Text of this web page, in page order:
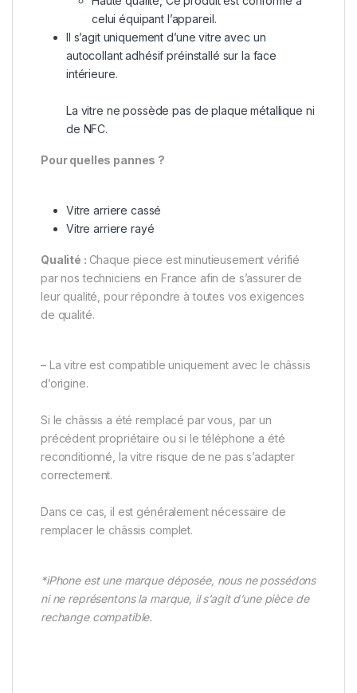
celui équipant l’appareil.
Il s’agit uniquement d’une vitre avec un
autocollant adhésif préinstallé sur la face
intérieure.
La vitre ne possède pas de plaque métallique ni
de NFC.
Pour quelles pannes ?
Vitre arriere cassé
Vitre arriere rayé
Qualité : Chaque piece est minutieusement vérifié
par nos techniciens en France afin de s’assurer de
leur qualité, pour répondre à toutes vos exigences
de qualité.
– La vitre est compatible uniquement avec le châssis
d’origine.
Si le châssis a été remplacé par vous, par un
précédent propriétaire ou si le téléphone a été
reconditionné, la vitre risque de ne pas s’adapter
correctement.
Dans ce cas, il est généralement nécessaire de
remplacer le châssis complet.
*iPhone est une marque déposée, nous ne possédons
ni ne représentons la marque, il s’agit d’une pièce de
rechange compatible.